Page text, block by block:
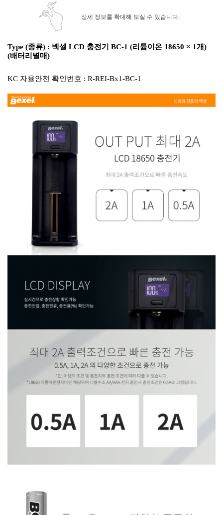
상세 정보를 확대해 보실 수 있습니다.
Type (종류) : 벡셀 LCD 충전기 BC-1 (리튬이온 18650 × 1개)
(배터리별매)
KC 자율안전 확인번호 : R-REI-Bx1-BC-1